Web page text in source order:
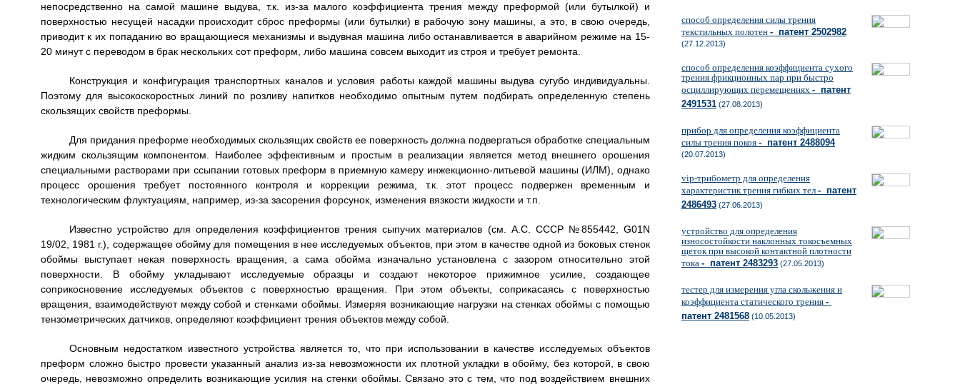
непосредственно на самой машине выдува, т.к. из-за малого коэффициента трения между преформой (или бутылкой) и
поверхностью несущей насадки происходит сброс преформы (или бутылки) в рабочую зону машины, а это, в свою очередь,
приводит к их попаданию во вращающиеся механизмы и выдувная машина либо останавливается в аварийном режиме на 15-
20 минут с переводом в брак нескольких сот преформ, либо машина совсем выходит из строя и требует ремонта.
Конструкция и конфигурация транспортных каналов и условия работы каждой машины выдува сугубо индивидуальны.
Поэтому для высокоскоростных линий по розливу напитков необходимо опытным путем подбирать определенную степень
скользящих свойств преформы.
Для придания преформе необходимых скользящих свойств ее поверхность должна подвергаться обработке специальным
жидким скользящим компонентом. Наиболее эффективным и простым в реализации является метод внешнего орошения
специальными растворами при ссыпании готовых преформ в приемную камеру инжекционно-литьевой машины (ИЛМ), однако
процесс орошения требует постоянного контроля и коррекции режима, т.к. этот процесс подвержен временным и
технологическим флуктуациям, например, из-за засорения форсунок, изменения вязкости жидкости и т.п.
Известно устройство для определения коэффициентов трения сыпучих материалов (см. А.С. СССР №855442, G01N
19/02, 1981 г.), содержащее обойму для помещения в нее исследуемых объектов, при этом в качестве одной из боковых стенок
обоймы выступает некая поверхность вращения, а сама обойма изначально установлена с зазором относительно этой
поверхности. В обойму укладывают исследуемые образцы и создают некоторое прижимное усилие, создающее
соприкосновение исследуемых объектов с поверхностью вращения. При этом объекты, соприкасаясь с поверхностью
вращения, взаимодействуют между собой и стенками обоймы. Измеряя возникающие нагрузки на стенках обоймы с помощью
тензометрических датчиков, определяют коэффициент трения объектов между собой.
Основным недостатком известного устройства является то, что при использовании в качестве исследуемых объектов
преформ сложно быстро провести указанный анализ из-за невозможности их плотной укладки в обойму, без которой, в свою
очередь, невозможно определить возникающие усилия на стенки обоймы. Связано это с тем, что под воздействием внешних
способ определения силы трения
текстильных полотен - патент 2502982
(27.12.2013)
способ определения коэффициента сухого
трения фрикционных пар при быстро
осциллирующих перемещениях - патент
2491531 (27.08.2013)
прибор для определения коэффициента
силы трения покоя - патент 2488094
(20.07.2013)
vip-трибометр для определения
характеристик трения гибких тел - патент
2486493 (27.06.2013)
устройство для определения
износостойкости наклонных токосъемных
щеток при высокой контактной плотности
тока - патент 2483293 (27.05.2013)
тестер для измерения угла скольжения и
коэффициента статического трения -
патент 2481568 (10.05.2013)